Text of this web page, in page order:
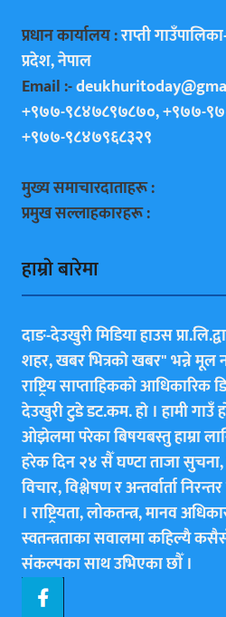
प्रधान कार्यालय :राप्ती
प्रदेश, नेपाल
Email :-
+९७७-९८४७८९७८७०, +९७७-
+९७७-९८४७९६८३२९
मुख्य समाचारदाताहरू :
प्रमुख सल्लाहकारहरू :
हाम्राे बारेमा
दाङ-देउखुरी मिडिया हाउस
शहर, खबर भित्रकाे खबर" भन्ने मूल
राष्ट्रिय साप्ताहिककाे आधिकारिक
देउखुरी टुडे डट.कम. हाे । हामी
ओझेलमा परेका बिषयबस्तु हाम्रा
हरेक दिन २४ सैँ घण्टा ताजा
विचार, विश्लेषण र अन्तर्वार्ता
। राष्ट्रियता, लोकतन्त्र, मानव
स्वतन्त्रताका सवालमा कहिल्यै
संकल्पका साथ उभिएका छाैँ ।